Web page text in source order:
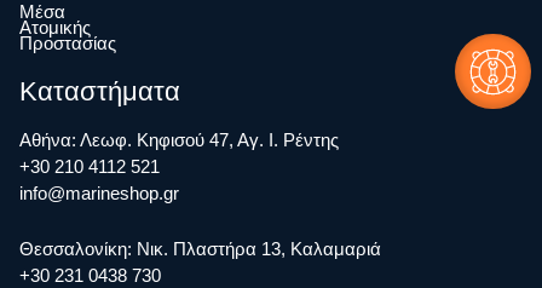
Μέσα
Ατομικής
Προστασίας
Καταστήματα
Αθήνα: Λεωφ. Κηφισού 47, Αγ. Ι. Ρέντης
+30 210 4112 521
info@marineshop.gr
Θεσσαλονίκη: Νικ. Πλαστήρα 13, Καλαμαριά
+30 231 0438 730